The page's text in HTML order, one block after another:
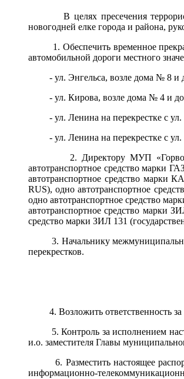
В целях пресечения
новогодней елке города и района,
1. Обеспечить временное
автомобильной дороги местного
- ул. Энгельса, возле дома № 8 и
- ул. Кирова, возле дома № 4 и
- ул. Ленина на перекрестке с ул.
- ул. Ленина на перекрестке с
2. Директору МУП
автотранспортное средство
автотранспортное средство
RUS), одно автотранспортное
одно автотранспортное
автотранспортное средство марки
средство марки ЗИЛ 131
3. Начальнику
перекрестков.
4. Возложить ответственность за
5. Контроль за исполнением
и.о. заместителя Главы
6. Разместить настоящее
информационно-